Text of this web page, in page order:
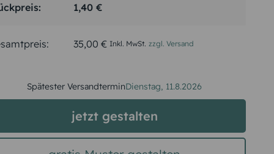
1,40 €
35,00 € Inkl. MwSt. zzgl. Versand
Spätester VersandterminDienstag, 11.8.2026
jetzt gestalten